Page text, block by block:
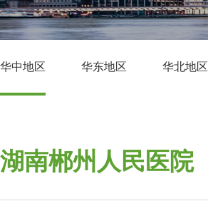
华中地区 华东地区 华北地区
湖南郴州人民医院